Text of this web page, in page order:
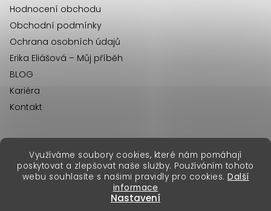
Využíváme soubory cookies, které nám pomáhají
poskytovat a zlepšovat naše služby. Používáním tohoto
webu souhlasíte s našimi pravidly pro cookies. Další
informace
Nastavení
Hodnocení obchodu
Obchodní podmínky
Ochrana osobních údajů
Erika Eliášová – Můj příběh
BLOG
Kariéra
Kontakt
Vytvořil Shoptet Premium
Copyright 2026Erika Fashion. Všechna práva vyhrazena.
erikafashion.sk